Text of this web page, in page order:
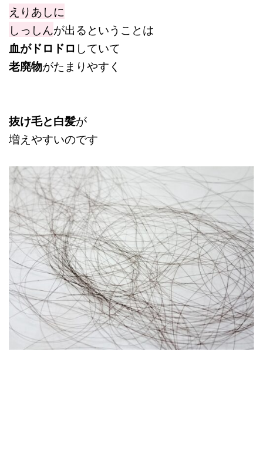
えりあしに
しっしんが出るということは
血がドロドロ していて
老廃物がたまりやすく
抜け毛と白髪が
増えやすいのです